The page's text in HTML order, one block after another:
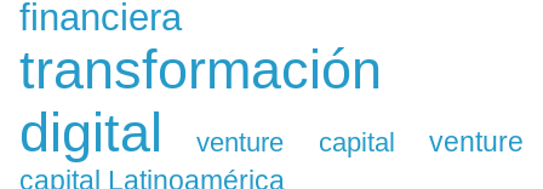
financiera
transformación
digital
venture capital
venture
capital Latinoamérica